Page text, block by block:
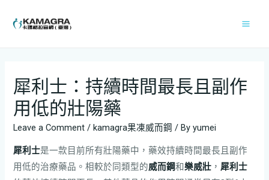
犀利士：持續時間最長且副作
用低的壯陽藥
Leave a Comment /kamagra果凍威而鋼 / Byyumei
犀利士是一款目前所有壯陽藥中，藥效持續時間最長且副作
用低的治療藥品。相較於同類型的威而鋼和樂威壯 ， 犀利士